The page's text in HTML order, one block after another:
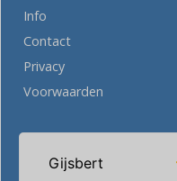
Info
Contact
Privacy
Voorwaarden